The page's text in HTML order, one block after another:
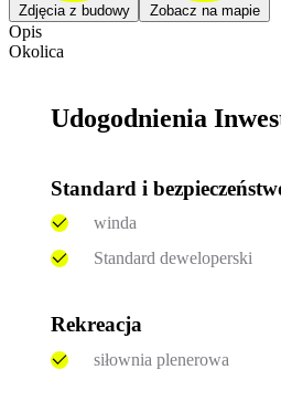
Zdjęcia z budowy Zobacz na mapie
Opis
Okolica
Udogodnienia
Standard i
winda
Standard deweloperski
Rekreacja
siłownia plenerowa